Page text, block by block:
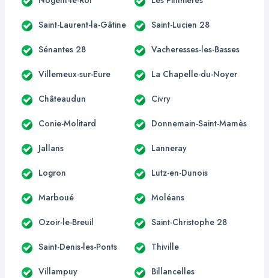
Saint-Laurent-la-Gâtine Saint-Lucien 28
Sénantes 28 Vacheresses-les-Basses
Villemeux-sur-Eure La Chapelle-du-Noyer
Châteaudun Civry
Conie-Molitard Donnemain-Saint-Mamès
Jallans Lanneray
Logron Lutz-en-Dunois
Marboué Moléans
Ozoir-le-Breuil Saint-Christophe 28
Saint-Denis-les-Ponts Thiville
Villampuy Billancelles